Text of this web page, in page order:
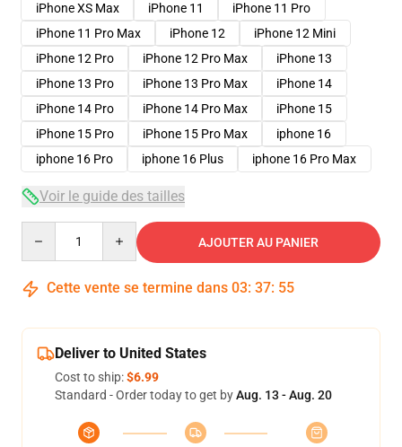
iPhone XS Max
iPhone 11
iPhone 11 Pro
iPhone 11 Pro Max
iPhone 12
iPhone 12 Mini
iPhone 12 Pro
iPhone 12 Pro Max
iPhone 13
iPhone 13 Pro
iPhone 13 Pro Max
iPhone 14
iPhone 14 Pro
iPhone 14 Pro Max
iPhone 15
iPhone 15 Pro
iPhone 15 Pro Max
iphone 16
iphone 16 Pro
iphone 16 Plus iphone 16 Pro Max
Voir le guide des tailles
AJOUTER AU PANIER
Cette vente se termine dans 03: 37: 54
Deliver to United States
Cost to ship:$6.99
Standard - Order today to get byAug. 13 - Aug. 20